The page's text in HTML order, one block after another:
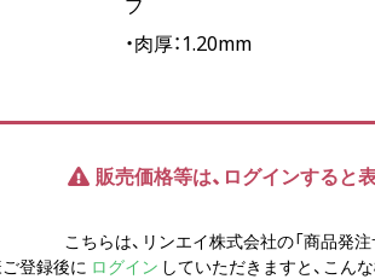
・肉厚：1.20mm
販売価格等は、ログインすると
こちらは、リンエイ株式会社の「商品発注
登録後に ログイン していただきますと、こん